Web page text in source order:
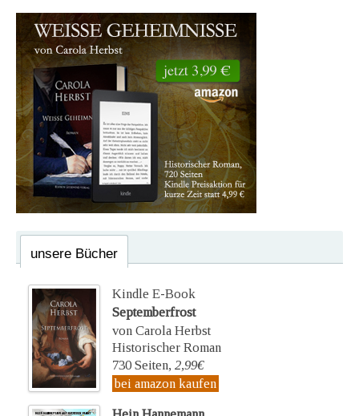
unsere Bücher
Kindle E-Book
Septemberfrost
von Carola Herbst
Historischer Roman
730 Seiten, 2,99€
bei amazon kaufen